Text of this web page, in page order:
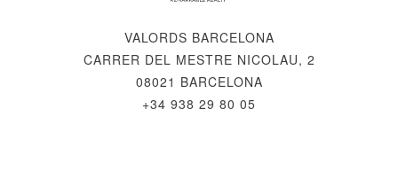
VALORDS BARCELONA
CARRER DEL MESTRE NICOLAU, 2
08021 BARCELONA
+34 938 29 80 05